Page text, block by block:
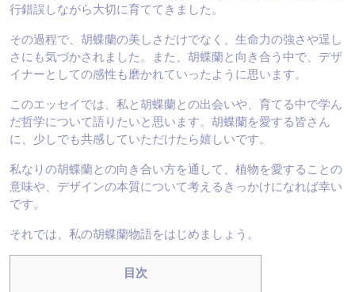
行錯誤しながら大切に育ててきました。
その過程で、胡蝶蘭の美しさだけでなく、生命力の強さや逞し
さにも気づかされました。また、胡蝶蘭と向き合う中で、デザ
イナーとしての感性も磨かれていったように思います。
このエッセイでは、私と胡蝶蘭との出会いや、育てる中で学ん
だ哲学について語りたいと思います。胡蝶蘭を愛する皆さん
に、少しでも共感していただけたら嬉しいです。
私なりの胡蝶蘭との向き合い方を通して、植物を愛することの
意味や、デザインの本質について考えるきっかけになれば幸い
です。
それでは、私の胡蝶蘭物語をはじめましょう。
目次